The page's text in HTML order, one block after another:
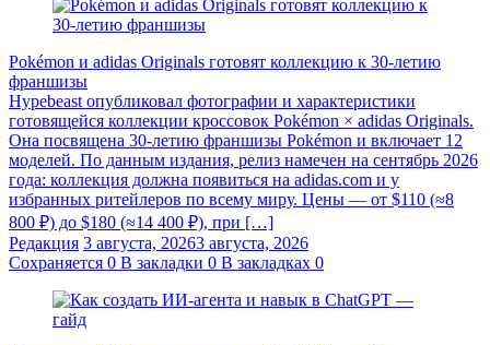
Pokémon и adidas Originals готовят коллекцию к 30-летию
франшизы
Hypebeast опубликовал фотографии и характеристики
готовящейся коллекции кроссовок Pokémon × adidas Originals.
Она посвящена 30-летию франшизы Pokémon и включает 12
моделей. По данным издания, релиз намечен на сентябрь 2026
года: коллекция должна появиться на adidas.com и у
избранных ритейлеров по всему миру. Цены — от $110 (≈8
800 ₽) до $180 (≈14 400 ₽), при […]
Редакция 3 августа, 20263 августа, 2026
Сохраняется 0 В закладки 0 В закладках 0